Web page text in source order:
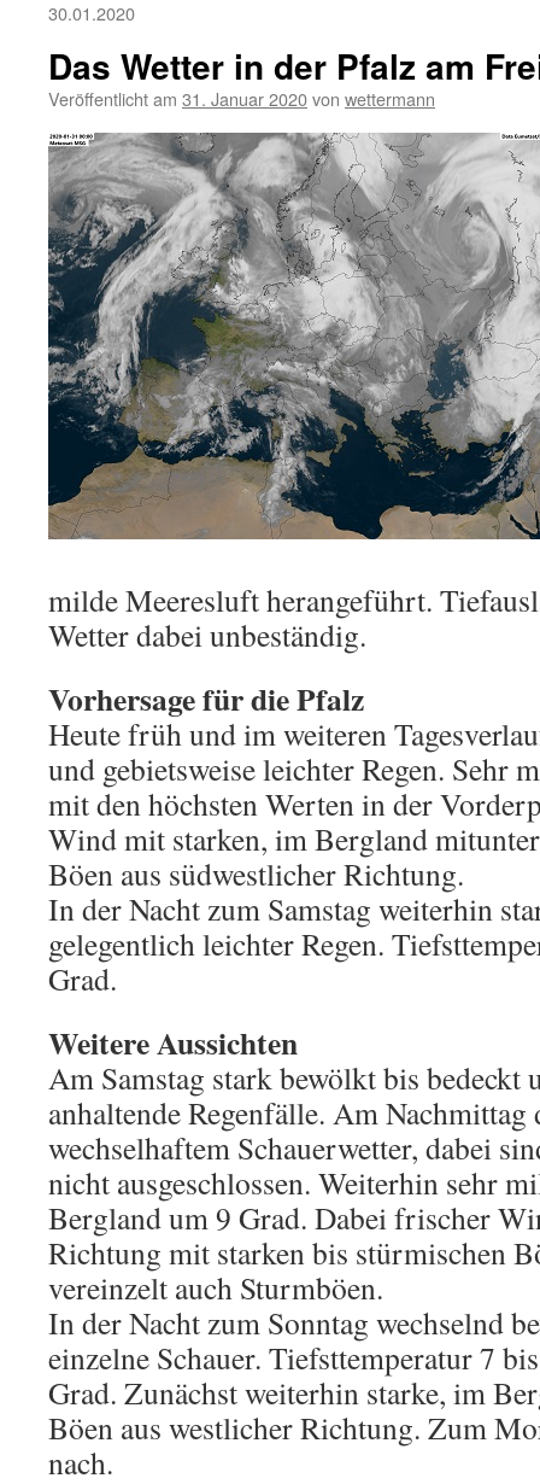
30.01.2020
Das Wetter in der Pfalz am
Veröffentlicht am 31. Januar 2020von wettermann
milde Meeresluft herangeführt.
Wetter dabei unbeständig.
Vorhersage für die Pfalz
Heute früh und im weiteren
und gebietsweise leichter Regen. Sehr
mit den höchsten Werten in der
Wind mit starken, im Bergland
Böen aus südwestlicher Richtung.
In der Nacht zum Samstag weiterhin
gelegentlich leichter Regen.
Grad.
Weitere Aussichten
Am Samstag stark bewölkt bis bedeckt
anhaltende Regenfälle. Am Nachmittag
wechselhaftem Schauerwetter, dabei
nicht ausgeschlossen. Weiterhin sehr
Bergland um 9 Grad. Dabei frischer
Richtung mit starken bis stürmischen
vereinzelt auch Sturmböen.
In der Nacht zum Sonntag wechselnd
einzelne Schauer. Tiefsttemperatur 7
Grad. Zunächst weiterhin starke, im
Böen aus westlicher Richtung. Zum
nach.